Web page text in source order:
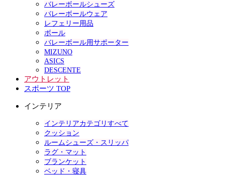
バレーボールシューズ
バレーボールウェア
レフェリー用品
ボール
バレーボール用サポーター
MIZUNO
ASICS
DESCENTE
アウトレット
スポーツ TOP
インテリア
インテリアカテゴリすべて
クッション
ルームシューズ・スリッパ
ラグ・マット
ブランケット
ベッド・寝具